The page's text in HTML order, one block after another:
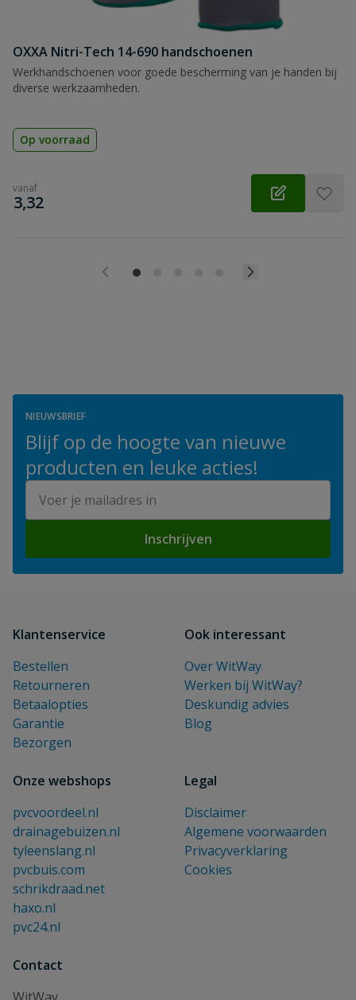
OXXA Nitri-Tech 14-690 handschoenen
Werkhandschoenen voor goede bescherming van je handen bij
diverse werkzaamheden.
Op voorraad
vanaf
€
3,32
NIEUWSBRIEF
Blijf op de hoogte van nieuwe
producten en leuke acties!
Inschrijven
Klantenservice
Bestellen
Retourneren
Betaalopties
Garantie
Bezorgen
Ook interessant
Over WitWay
Werken bij WitWay?
Deskundig advies
Blog
Onze webshops
pvcvoordeel.nl
drainagebuizen.nl
tyleenslang.nl
pvcbuis.com
schrikdraad.net
haxo.nl
pvc24.nl
Legal
Disclaimer
Algemene voorwaarden
Privacyverklaring
Cookies
Contact